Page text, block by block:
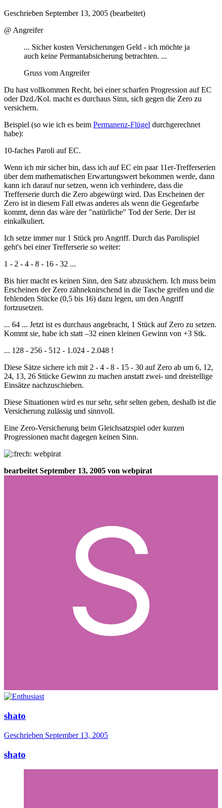
Geschrieben September 13, 2005 (bearbeitet)
@ Angreifer
... Sicher kosten Versicherungen Geld - ich möchte ja
auch keine Permantabsicherung betrachten. ...
Gruss vom Angreifer
Du hast vollkommen Recht, bei einer scharfen Progression auf EC
oder Dzd./Kol. macht es durchaus Sinn, sich gegen die Zero zu
versichern.
Beispiel (so wie ich es beim Permanenz-Flügel durchgerechnet
habe):
10-faches Paroli auf EC.
Wenn ich mir sicher bin, dass ich auf EC ein paar 11er-Trefferserien
über dem mathematischen Erwartungswert bekommen werde, dann
kann ich darauf nur setzen, wenn ich verhindere, dass die
Trefferserie durch die Zero abgewürgt wird. Das Erscheinen der
Zero ist in diesem Fall etwas anderes als wenn die Gegenfarbe
kommt, denn das wäre der "natürliche" Tod der Serie. Der ist
einkalkuliert.
Ich setze immer nur 1 Stück pro Angriff. Durch das Parolispiel
geht's bei einer Trefferserie so weiter:
1 - 2 - 4 - 8 - 16 - 32 ...
Bis hier macht es keinen Sinn, den Satz abzusichern. Ich muss beim
Erscheinen der Zero zähneknirschend in die Tasche greifen und die
fehlenden Stücke (0,5 bis 16) dazu legen, um den Angriff
fortzusetzen.
... 64 ... Jetzt ist es durchaus angebracht, 1 Stück auf Zero zu setzen.
Kommt sie, habe ich statt –32 einen kleinen Gewinn von +3 Stk.
... 128 - 256 - 512 - 1.024 - 2.048 !
Diese Sätze sichere ich mit 2 - 4 - 8 - 15 - 30 auf Zero ab um 6, 12,
24, 13, 26 Stücke Gewinn zu machen anstatt zwei- und dreistellige
Einsätze nachzuschieben.
Diese Situationen wird es nur sehr, sehr selten geben, deshalb ist die
Versicherung zulässig und sinnvoll.
Eine Zero-Versicherung beim Gleichsatzspiel oder kurzen
Progressionen macht dagegen keinen Sinn.
webpirat
bearbeitet September 13, 2005 von webpirat
shato
Geschrieben September 13, 2005
shato